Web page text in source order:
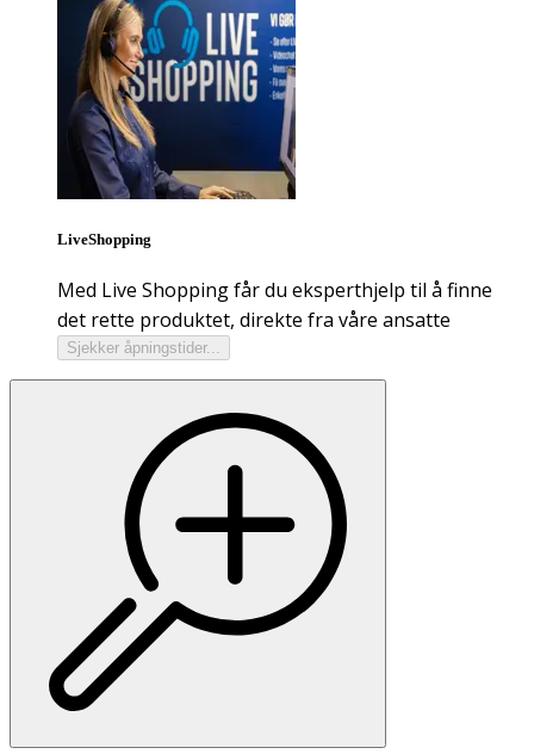
LiveShopping
Med Live Shopping får du eksperthjelp til å finne
det rette produktet, direkte fra våre ansatte
Sjekker åpningstider...